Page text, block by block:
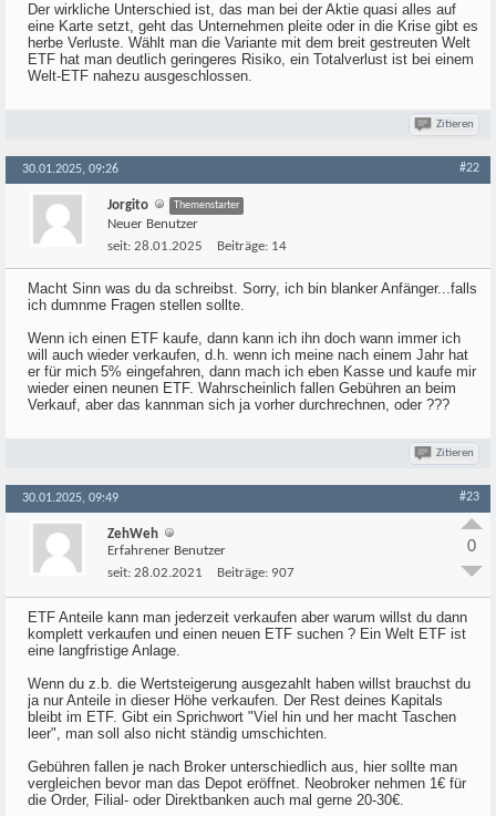
Der wirkliche Unterschied ist, das man bei der Aktie quasi alles auf
eine Karte setzt, geht das Unternehmen pleite oder in die Krise gibt es
herbe Verluste. Wählt man die Variante mit dem breit gestreuten Welt
ETF hat man deutlich geringeres Risiko, ein Totalverlust ist bei einem
Welt-ETF nahezu ausgeschlossen.
Zitieren
30.01.2025, 09:26 #22
Jorgito Themenstarter
Neuer Benutzer
seit: 28.01.2025 Beiträge: 14
Macht Sinn was du da schreibst. Sorry, ich bin blanker Anfänger...falls
ich dumnme Fragen stellen sollte.
Wenn ich einen ETF kaufe, dann kann ich ihn doch wann immer ich
will auch wieder verkaufen, d.h. wenn ich meine nach einem Jahr hat
er für mich 5% eingefahren, dann mach ich eben Kasse und kaufe mir
wieder einen neunen ETF. Wahrscheinlich fallen Gebühren an beim
Verkauf, aber das kannman sich ja vorher durchrechnen, oder ???
Zitieren
30.01.2025, 09:49 #23
ZehWeh
Erfahrener Benutzer
seit: 28.02.2021 Beiträge: 907
0
ETF Anteile kann man jederzeit verkaufen aber warum willst du dann
komplett verkaufen und einen neuen ETF suchen ? Ein Welt ETF ist
eine langfristige Anlage.
Wenn du z.b. die Wertsteigerung ausgezahlt haben willst brauchst du
ja nur Anteile in dieser Höhe verkaufen. Der Rest deines Kapitals
bleibt im ETF. Gibt ein Sprichwort "Viel hin und her macht Taschen
leer", man soll also nicht ständig umschichten.
Gebühren fallen je nach Broker unterschiedlich aus, hier sollte man
vergleichen bevor man das Depot eröffnet. Neobroker nehmen 1€ für
die Order, Filial- oder Direktbanken auch mal gerne 20-30€.